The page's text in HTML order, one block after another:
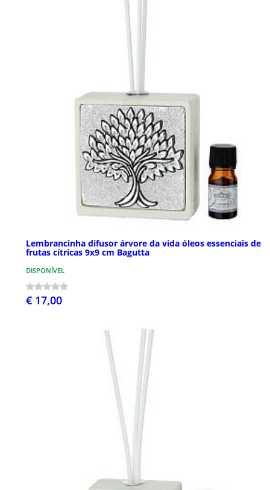
Lembrancinha difusor árvore da vida óleos essenciais de
frutas cítricas 9x9 cm Bagutta
DISPONÍVEL
€ 17,00